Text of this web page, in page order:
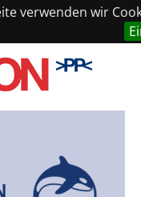
verwenden wir